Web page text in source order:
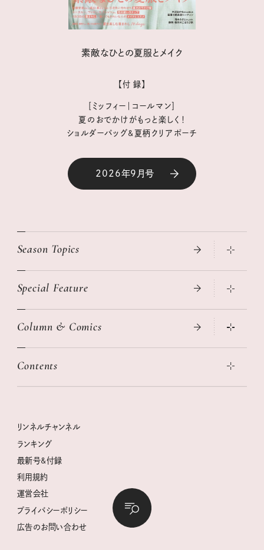
素敵なひとの夏服とメイク
【付 録】
［ミッフィー｜コールマン］
夏のおでかけがもっと楽しく！
ショルダーバッグ&夏柄クリアポーチ
2026年9月号
Season Topics
真夏のひんやりグッズ 2026
ニトリ・イケア・無印良品で賢くおしゃれなインテリア
絶品、お餅レシピ大集合！
クラフトビール案内
母の日に贈りたい、お花モチーフのアイテム
Special Feature
2026年春夏 トレンドファッションニュース
女子旅おすすめスポット 暮らすように心地いいリンネル旅ガイ
リンネル 暮らしの道具大賞
ナチュラルメイクレッスン
喜ばれる贈り物手帖
猫と一緒に心地いい暮らし
Column & Comics
ぐれいさん
空想喫茶トラノコクさんのあの店この店、喫茶訪問日記
圷みほさんのゆるっと週末キャンプ通信
豆柴・まもるくんの旅日記
柳沢小実さんのお散歩するようなゆるり旅
valoさんのかわいいもの探し
Contents
リンネル暮らし部
リンネルチャンネル
おぱんつ君のわくわく楽しい一週間占い
毎日が心地よくなるリンネルタロット
リンネルチャンネル
ランキング
最新号&付録
利用規約
運営会社
プライバシーポリシー
広告のお問い合わせ